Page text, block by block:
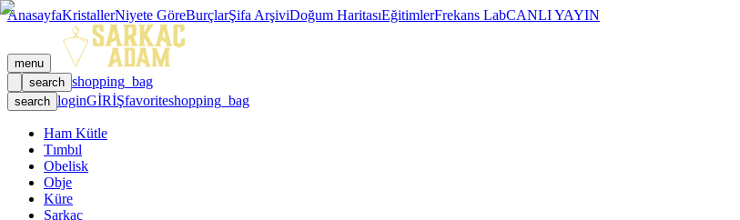
AnasayfaKristallerNiyete GöreBurçlarŞifa ArşiviDoğum HaritasıEğitimlerFrekans LabCANLI YAYIN
menu
search shopping_bag
search loginGİRİŞfavoriteshopping_bag
Ham Kütle
Tımbıl
Obelisk
Obje
Küre
Sarkaç